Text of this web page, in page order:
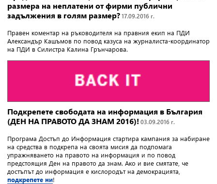
размера на неплатени от фирми публични
задължения в голям размер? 17.09.2016 г.
Правен коментар на ръководителя на правния екип на ПДИ
Александър Кашъмов по повод казуса на журналиста-координатор
на ПДИ в Силистра Калина Грънчарова.
Подкрепете свободата на информация в България
(ДЕН НА ПРАВОТО ДА ЗНАМ 2016)! 03.09.2016 г.
Програма Достъп до Информация стартира кампания за набиране
на средства в подкрепа на своята мисия да подпомага
упражняването на правото на информация и по повод
предстоящия Ден на правото да знам. Ако и вие смятате, че
достъпът до информация е кислородът на демокрацията,
подкрепете ни!